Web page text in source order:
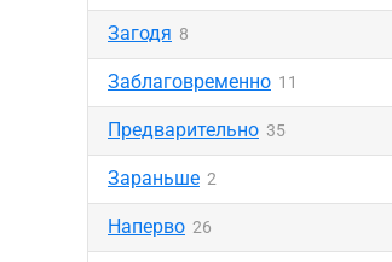
Загодя 8
Заблаговременно 11
Предварительно 35
Зараньше 2
Наперво 26